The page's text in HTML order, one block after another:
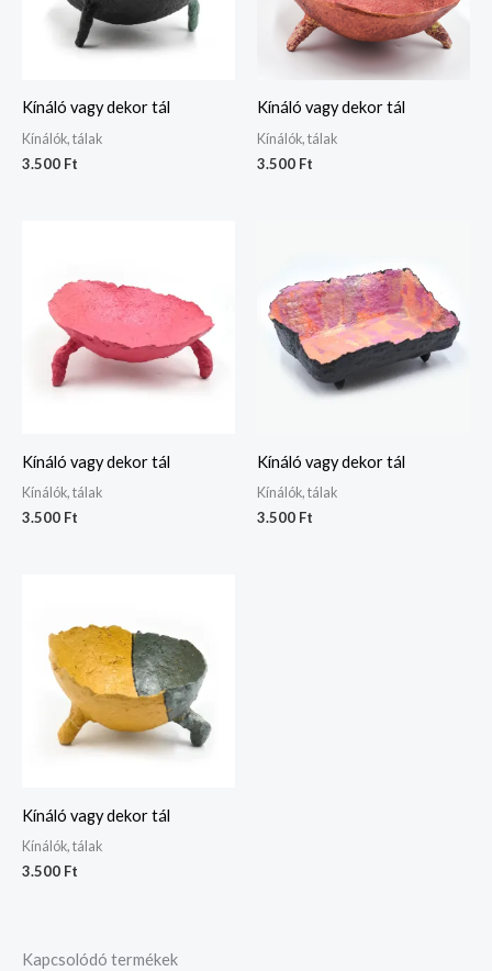
Kínáló vagy dekor tál
Kínálók, tálak
3.500 Ft
Kínáló vagy dekor tál
Kínálók, tálak
3.500 Ft
Kínáló vagy dekor tál
Kínálók, tálak
3.500 Ft
Kínáló vagy dekor tál
Kínálók, tálak
3.500 Ft
Kínáló vagy dekor tál
Kínálók, tálak
3.500 Ft
Kapcsolódó termékek